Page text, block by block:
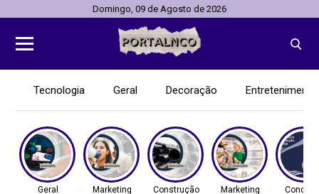
Domingo, 09 de Agosto de 2026
Tecnologia Geral Decoração Entretenimento
Geral Marketing Construção Marketing